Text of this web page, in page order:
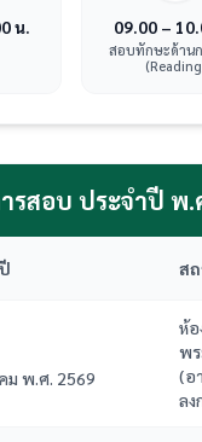
น. 09.00 –
สอบทักษะด้าน
รสอบ ประจำปี พ.
ส
ม พ.ศ. 2569
ห้อ
พร
(อ
ลง